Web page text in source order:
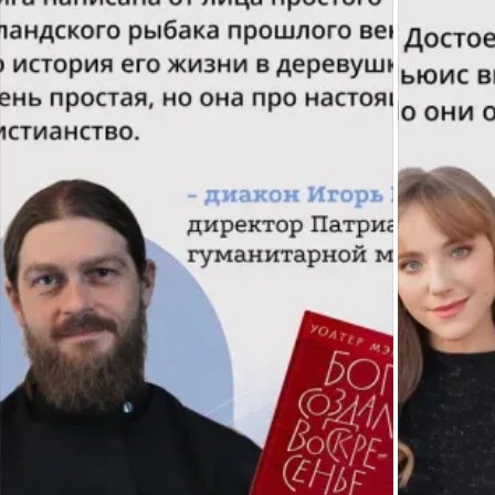
упряжки только на
картинках. Прошли годы,
мальчик вырос и стал
священником. Ему дали
приход в селе Эссо, а
вместе с приходом —
благословение окормлять
отдалённые сёла и
гуманитарную помощь:
тёплые вещи, детские
игрушки. Но с транспортом
были проблемы. Добраться
туда можно было только на
вертолете или упряжке.
Тогда отец Владислав
вспомнил свою детскую
мечту. Начал учиться.
Расспрашивал бывалых
каюров, читал книги,
набирался опыта. У него
появилась собственная
2.0» при поддержке Фонда
президентских грантов.